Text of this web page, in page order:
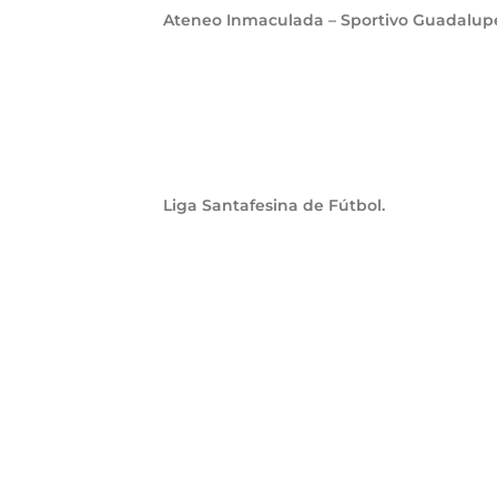
Ateneo Inmaculada – Sportivo
Liga Santafesina de Fútbol.